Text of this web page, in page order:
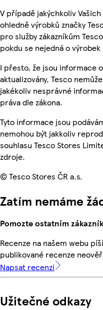
V případě jakýchkoliv
ohledně výrobků značky
pro služby zákazníkům
pokdu se nejedná o výrobek
I přesto, že jsou informace
aktualizovány, Tesco
jakékoliv nesprávné
práva dle zákona.
Tyto informace jsou
nemohou být jakkoliv
souhlasu Tesco Stores
zdroje.
© Tesco Stores ČR a.s.
Zatím nemáme
Pomozte ostatním
Recenze na našem webu
publikované recenze
Napsat recenzi
Užitečné odkazy